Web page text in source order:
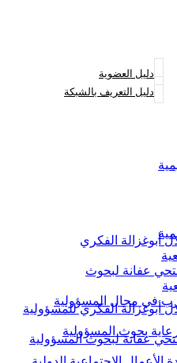
دليل العضوية
دليل التعريف بالشبكة
أبوغزالة الفكري
عفانة لبحوث
في مجال المسؤولية
بحوث المسؤولية
أبوغزالة الفكري للمسؤولية
عفانة لبحوث المسؤولية